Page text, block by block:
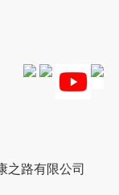
路有限公司